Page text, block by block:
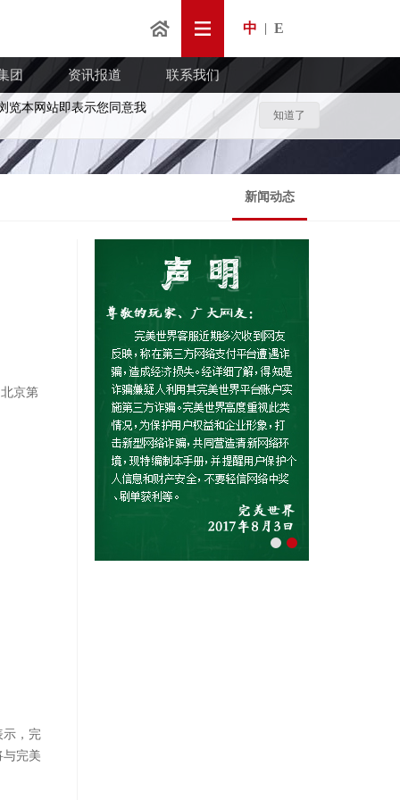
览本网站即表示您同意我
知道了
中 E
团 资讯报道 联系我们
新闻动态
京第
示，完
与完美